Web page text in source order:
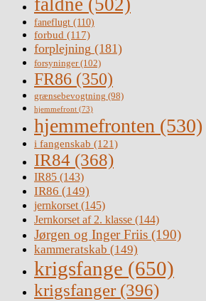
faldne (502)
faneflugt (110)
forbud (117)
forplejning (181)
forsyninger(102)
FR86 (350)
grænsebevogtning (98)
hjemmefront (73)
hjemmefronten (530)
i fangenskab (121)
IR84 (368)
IR85 (143)
IR86 (149)
jernkorset(145)
Jernkorset af 2. klasse (144)
Jørgen og Inger Friis (190)
kammeratskab (149)
krigsfange (650)
krigsfanger (396)